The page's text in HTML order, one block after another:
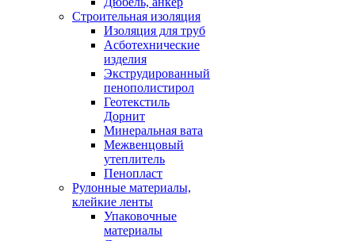
Строительная изоляция
Изоляция для труб
Асботехнические
изделия
Экструдированный
пенополистирол
Геотекстиль
Дорнит
Минеральная вата
Межвенцовый
утеплитель
Пенопласт
Рулонные материалы,
клейкие ленты
Упаковочные
материалы